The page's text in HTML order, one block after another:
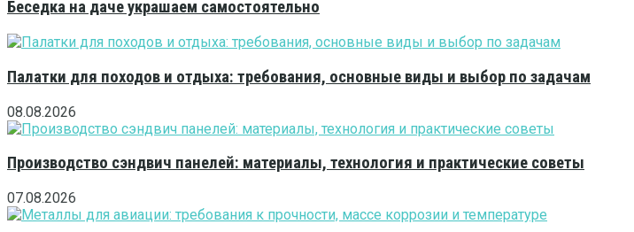
Беседка на даче украшаем самостоятельно
Палатки для походов и отдыха: требования, основные виды и выбор по задачам
08.08.2026
Производство сэндвич панелей: материалы, технология и практические советы
07.08.2026